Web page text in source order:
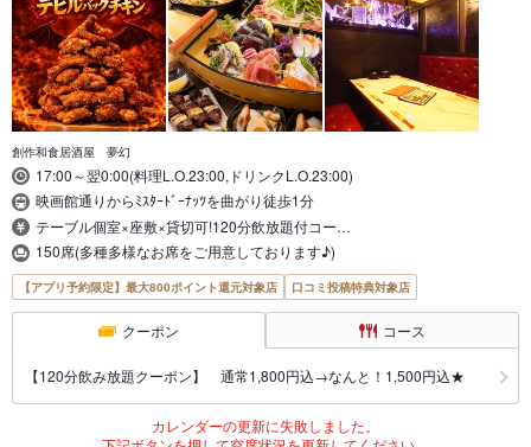
創作和食居酒屋 夢幻
17:00～翌0:00(料理L.O.23:00,ドリンクL.O.23:00)
映画館通りからﾐｽﾀｰﾄﾞｰﾅｯﾂを曲がり徒歩1分
テーブル個室×座敷×貸切可!120分飲放題付コー…
150席(多種多様なお席をご用意しております♪)
【アプリ予約限定】最大800ポイント還元対象店 口コミ投稿特典対象店
クーポン コース
【120分飲み放題クーポン】 通常1,800円込→なんと！1,500円込★
カレンダーの更新に失敗しました。